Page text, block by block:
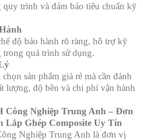
quy trình và đảm bảo tiêu chuẩn kỹ
độ bảo hành rõ ràng, hỗ trợ kỹ
trong quá trình sử dụng.
sản phẩm giá rẻ mà cần đánh
lượng, độ bền và chi phí vận hành
Công Nghiệp Trung Anh – Đơn
Lắp Ghép Composite Uy Tín
Nghiệp Trung Anh là đơn vị